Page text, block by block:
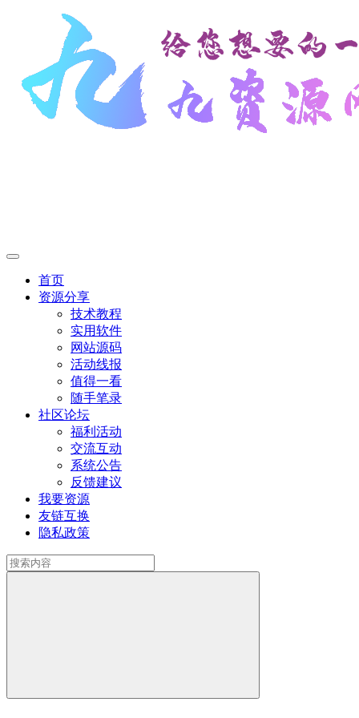
首页
资源分享
技术教程
实用软件
网站源码
活动线报
值得一看
随手笔录
社区论坛
福利活动
交流互动
系统公告
反馈建议
我要资源
友链互换
隐私政策